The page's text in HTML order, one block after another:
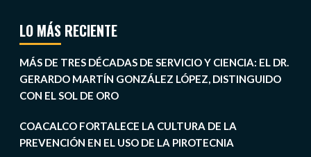
LO MÁS RECIENTE
MÁS DE TRES DÉCADAS DE SERVICIO Y CIENCIA: EL DR.
GERARDO MARTÍN GONZÁLEZ LÓPEZ, DISTINGUIDO
CON EL SOL DE ORO
COACALCO FORTALECE LA CULTURA DE LA
PREVENCIÓN EN EL USO DE LA PIROTECNIA